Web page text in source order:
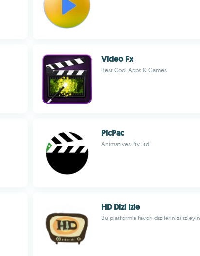
Video Fx
Best Cool Apps & Games
PicPac
Animatives Pty Ltd
HD Dizi Izle
Bu platformla favori dizilerinizi izleyin